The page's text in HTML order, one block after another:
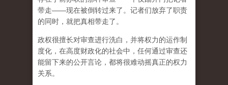
带走——现在被倒转过来了。记者们放弃了职责
的同时，就把真相带走了。
政权很擅长对审查进行洗白，并将权力的运作制
度化，在高度财政化的社会中，任何通过审查还
能留下来的公开言论，都将很难动摇真正的权力
关系。